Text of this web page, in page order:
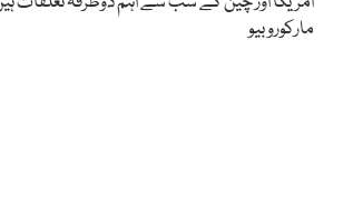
مارکوروبیو